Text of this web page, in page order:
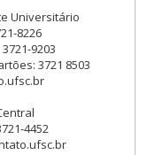
Universitário
8226
9203
3721 8503
4452